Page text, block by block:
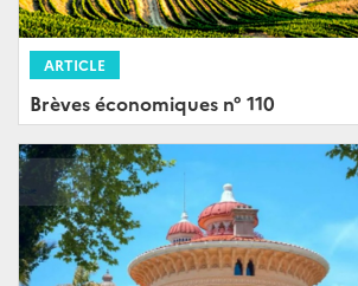
ARTICLE
Brèves économiques n° 110